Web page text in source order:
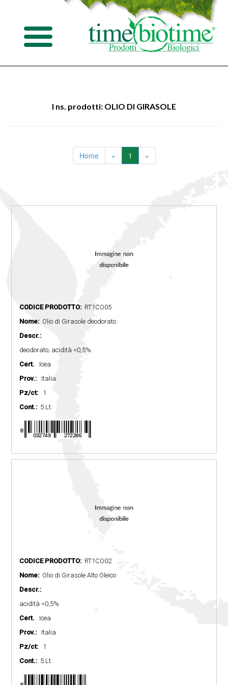
I ns. prodotti: OLIO DI GIRASOLE
Home « 1 »
CODICE PRODOTTO: RT1CO05
Nome: Olio di Girasole deodorato
Descr.:
deodorato; acidità <0,5%
Cert. Icea
Prov.: Italia
Pz/ct: 1
Cont.: 5 Lt.
CODICE PRODOTTO: RT1CO02
Nome: Olio di Girasole Alto Oleico
Descr.:
acidità <0,5%
Cert. Icea
Prov.: Italia
Pz/ct: 1
Cont.: 5 Lt.